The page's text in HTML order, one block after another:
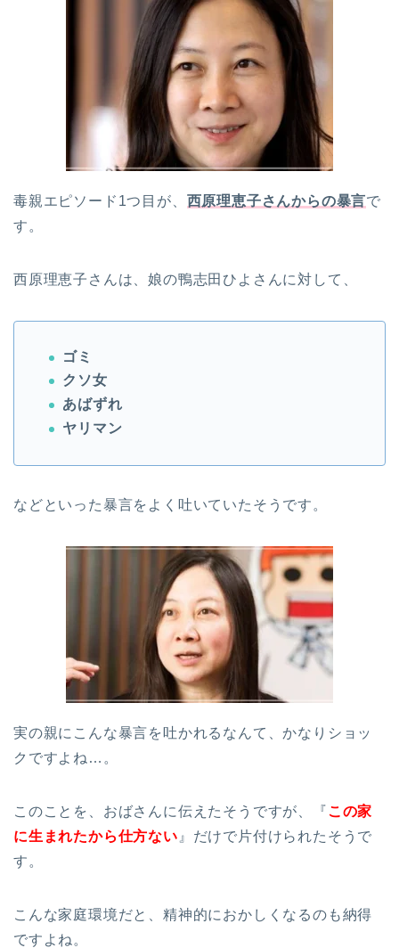
毒親エピソード1つ目が、 西原理恵子さんからの暴言で
す。
西原理恵子さんは、娘の鴨志田ひよさんに対して、
ゴミ
クソ女
あばずれ
ヤリマン
などといった暴言をよく吐いていたそうです。
実の親にこんな暴言を吐かれるなんて、かなりショッ
クですよね…。
このことを、おばさんに伝えたそうですが、『この家
に生まれたから仕方ない 』だけで片付けられたそうで
す。
こんな家庭環境だと、精神的におかしくなるのも納得
ですよね。